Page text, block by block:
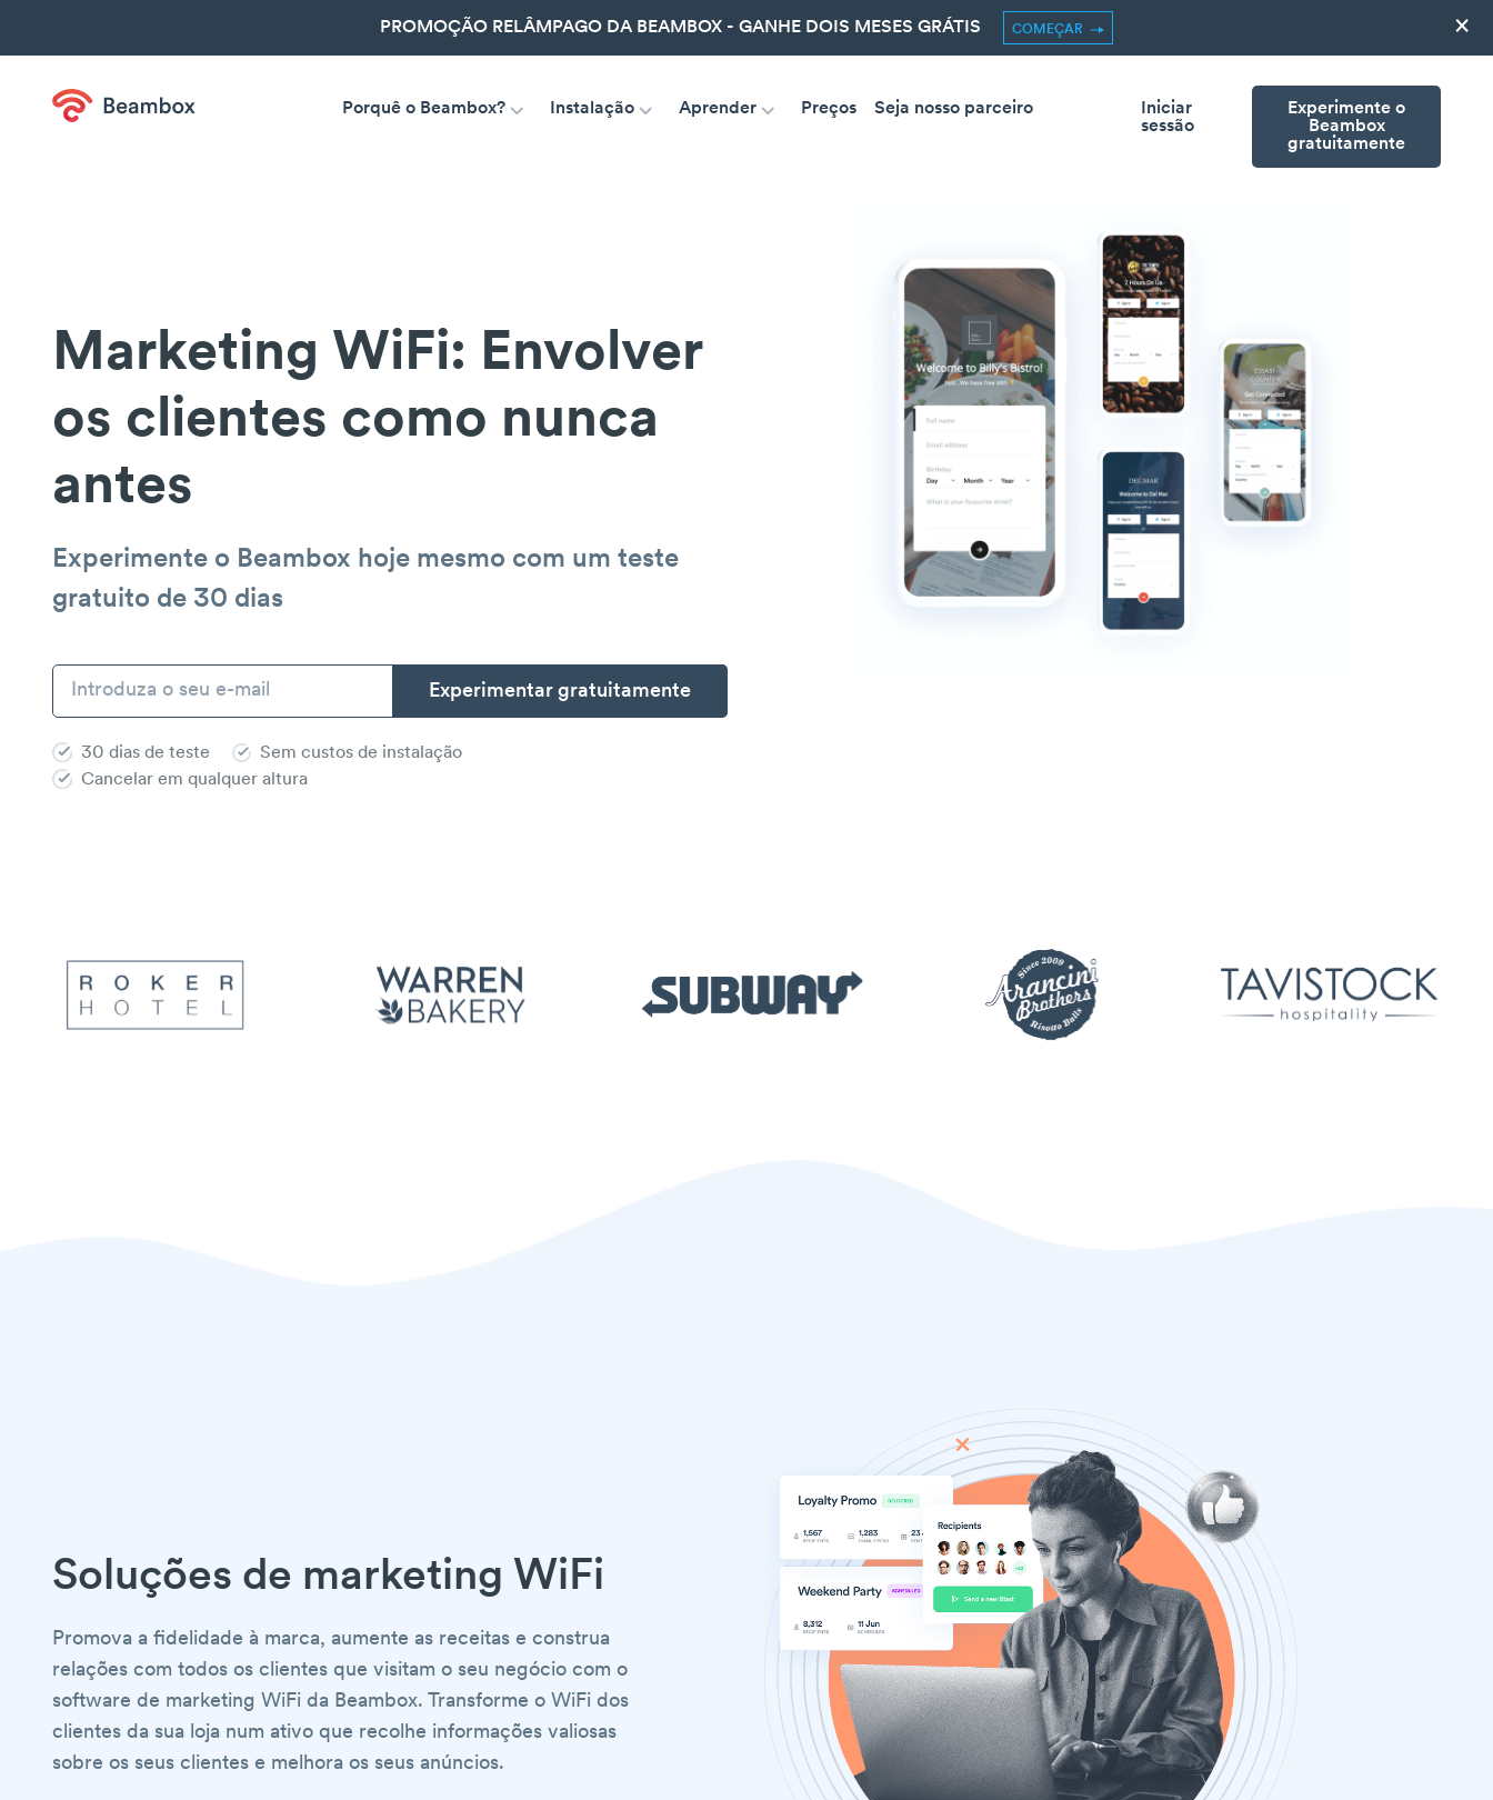
PROMOÇÃO RELÂMPAGO DA BEAMBOX - GANHE DOIS MESES GRÁTIS COMEÇAR ×
Porquê o Beambox? Instalação Aprender Preços Seja nosso parceiro
Experimente o
Beambox
gratuitamente
Iniciar
sessão
Marketing WiFi: Envolver
os clientes como nunca
antes
Experimente o Beambox hoje mesmo com um teste
gratuito de 30 dias
30 dias de teste
Sem custos de instalação
Cancelar em qualquer altura
Soluções de marketing WiFi
Promova a fidelidade à marca, aumente as receitas e construa
relações com todos os clientes que visitam o seu negócio com o
software de marketing WiFi da Beambox. Transforme o WiFi dos
clientes da sua loja num ativo que recolhe informações valiosas
sobre os seus clientes e melhora os seus anúncios.